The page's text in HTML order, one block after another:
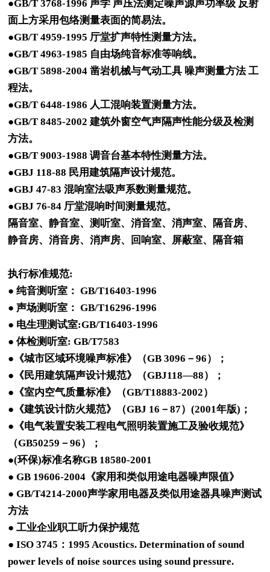
●GB/T 3768-1996 声学 声压法测定噪声源声功率级 反射
面上方采用包络测量表面的简易法。
●GB/T 4959-1995 厅堂扩声特性测量方法。
●GB/T 4963-1985 自由场纯音标准等响线。
●GB/T 5898-2004 凿岩机械与气动工具 噪声测量方法 工
程法。
●GB/T 6448-1986 人工混响装置测量方法。
●GB/T 8485-2002 建筑外窗空气声隔声性能分级及检测
方法。
●GB/T 9003-1988 调音台基本特性测量方法。
●GBJ 118-88 民用建筑隔声设计规范。
●GBJ 47-83 混响室法吸声系数测量规范。
●GBJ 76-84 厅堂混响时间测量规范。
隔音室、静音室、测听室、消音室、消声室、隔音房、
静音房、消音房、消声房、回响室、屏蔽室、隔音箱
执行标准规范:
● 纯音测听室： GB/T16403-1996
● 声场测听室： GB/T16296-1996
● 电生理测试室:GB/T16403-1996
● 体检测听室: GB/T7583
●《城市区域环境噪声标准》（GB 3096－96）；
●《民用建筑隔声设计规范》（GBJ118—88）；
●《室内空气质量标准》（GB/T18883-2002）
●《建筑设计防火规范》（GBJ 16－87）(2001年版)；
●《电气装置安装工程电气照明装置施工及验收规范》
（GB50259－96）；
●(环保)标准名称GB 18580-2001
● GB 19606-2004《家用和类似用途电器噪声限值》
● GB/T4214-2000声学家用电器及类似用途器具噪声测试
方法
● 工业企业职工听力保护规范
● ISO 3745：1995 Acoustics. Determination of sound
power levels of noise sources using sound pressure.